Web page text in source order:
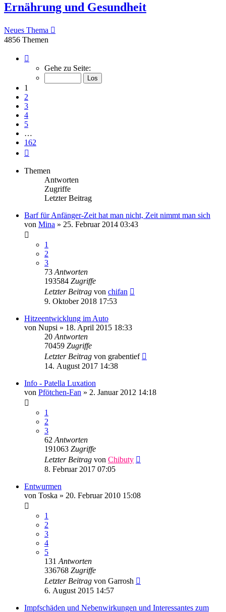
Ernährung und Gesundheit
Neues Thema
4856 Themen
von
Gehe zu Seite:
1
2
3
4
5
…
162
Themen
Antworten
Zugriffe
Letzter Beitrag
Barf für Anfänger-Zeit hat man nicht, Zeit nimmt man sich
von Mina » 25. Februar 2014 03:43
1
2
3
73 Antworten
193584 Zugriffe
Letzter Beitrag von chifan
9. Oktober 2018 17:53
Hitzeentwicklung im Auto
von Nupsi » 18. April 2015 18:33
20 Antworten
70459 Zugriffe
Letzter Beitrag von grabentief
14. August 2017 14:38
Info - Patella Luxation
von Pfötchen-Fan » 2. Januar 2012 14:18
1
2
3
62 Antworten
191063 Zugriffe
Letzter Beitrag von Chibuty
8. Februar 2017 07:05
Entwurmen
von Toska » 20. Februar 2010 15:08
1
2
3
4
5
131 Antworten
336768 Zugriffe
Letzter Beitrag von Garrosh
6. August 2015 14:57
Impfschäden und Nebenwirkungen und Interessantes zum